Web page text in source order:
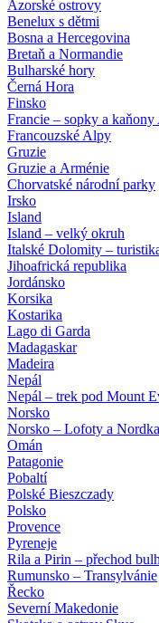
Azorské ostrovy
Benelux s dětmi
Bosna a Hercegovina
Bretaň a Normandie
Bulharské hory
Černá Hora
Finsko
Francie – sopky a kaňony
Francouzské Alpy
Gruzie
Gruzie a Arménie
Chorvatské národní parky
Irsko
Island
Island – velký okruh
Italské Dolomity –
Jihoafrická republika
Jordánsko
Korsika
Kostarika
Lago di Garda
Madagaskar
Madeira
Nepál
Nepál – trek pod Mount
Norsko
Norsko – Lofoty a
Omán
Patagonie
Pobaltí
Polské Bieszczady
Polsko
Provence
Pyreneje
Rila a Pirin – přechod
Rumunsko – Transylvánie
Řecko
Severní Makedonie